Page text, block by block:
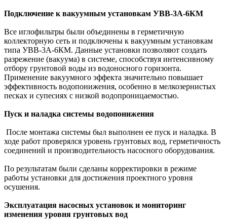
Подключение к вакуумным установкам УВВ-3А-6КМ
Все иглофильтры были объединены в герметичную
коллекторную сеть и подключены к вакуумным установкам
типа УВВ-3А-6КМ. Данные установки позволяют создать
разрежение (вакуума) в системе, способствуя интенсивному
отбору грунтовой воды из водоносного горизонта.
Применение вакуумного эффекта значительно повышает
эффективность водопонижения, особенно в мелкозернистых
песках и супесиях с низкой водопроницаемостью.
Пуск и наладка системы водопонижения
После монтажа системы был выполнен ее пуск и наладка. В
ходе работ проверялся уровень грунтовых вод, герметичность
соединений и производительность насосного оборудования.
По результатам были сделаны корректировки в режиме
работы установки для достижения проектного уровня
осушения.
Эксплуатация насосных установок и мониторинг
изменения уровня грунтовых вод